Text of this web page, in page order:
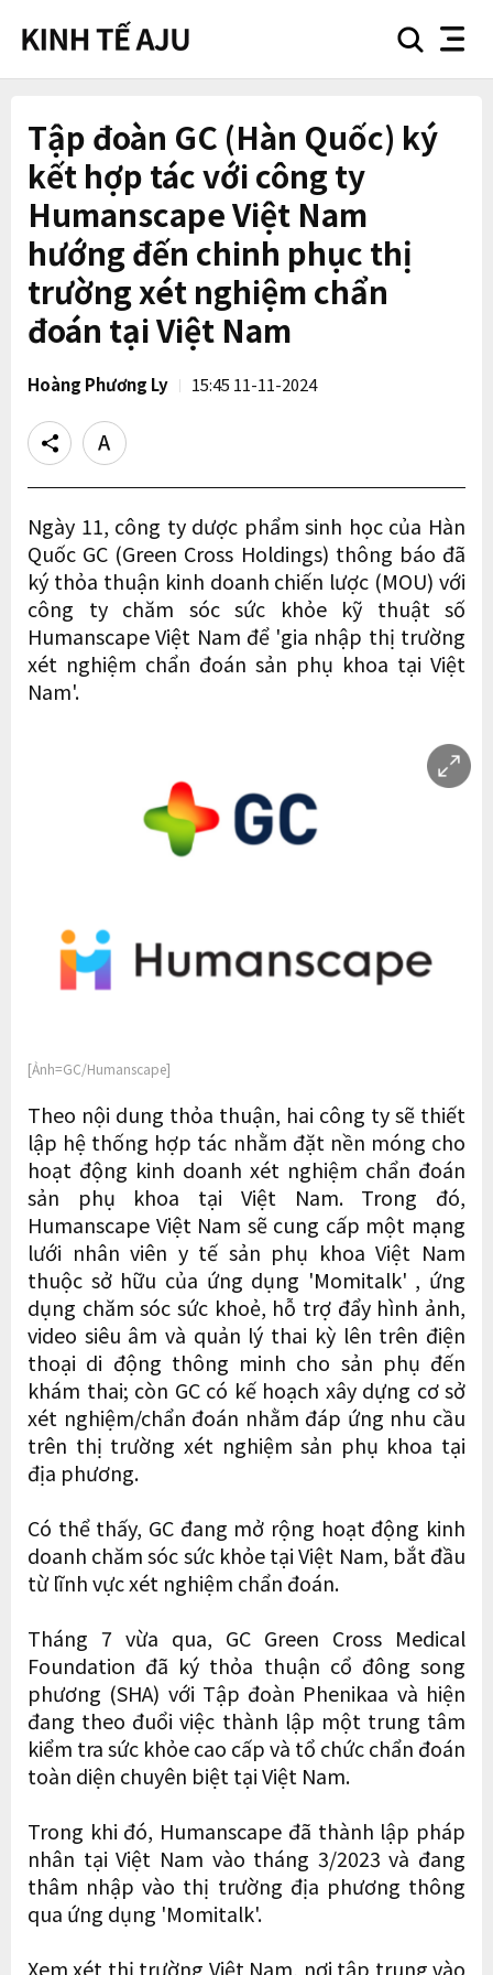
searchnav
Tập đoàn GC (Hàn Quốc) ký
kết hợp tác với công ty
Humanscape Việt Nam
hướng đến chinh phục thị
trường xét nghiệm chẩn
đoán tại Việt Nam
Hoàng Phương Ly 15:45 11-11-2024
Share
Text
size
Ngày 11, công ty dược phẩm sinh học của Hàn
Quốc GC (Green Cross Holdings) thông báo đã
ký thỏa thuận kinh doanh chiến lược (MOU) với
công ty chăm sóc sức khỏe kỹ thuật số
Humanscape Việt Nam để 'gia nhập thị trường
xét nghiệm chẩn đoán sản phụ khoa tại Việt
Nam'.
[Ảnh=GC/Humanscape]
Theo nội dung thỏa thuận, hai công ty sẽ thiết
lập hệ thống hợp tác nhằm đặt nền móng cho
hoạt động kinh doanh xét nghiệm chẩn đoán
sản phụ khoa tại Việt Nam. Trong đó,
Humanscape Việt Nam sẽ cung cấp một mạng
lưới nhân viên y tế sản phụ khoa Việt Nam
thuộc sở hữu của ứng dụng 'Momitalk' , ứng
dụng chăm sóc sức khoẻ, hỗ trợ đẩy hình ảnh,
video siêu âm và quản lý thai kỳ lên trên điện
thoại di động thông minh cho sản phụ đến
khám thai; còn GC có kế hoạch xây dựng cơ sở
xét nghiệm/chẩn đoán nhằm đáp ứng nhu cầu
trên thị trường xét nghiệm sản phụ khoa tại
địa phương.
Có thể thấy, GC đang mở rộng hoạt động kinh
doanh chăm sóc sức khỏe tại Việt Nam, bắt đầu
từ lĩnh vực xét nghiệm chẩn đoán.
Tháng 7 vừa qua, GC Green Cross Medical
Foundation đã ký thỏa thuận cổ đông song
phương (SHA) với Tập đoàn Phenikaa và hiện
đang theo đuổi việc thành lập một trung tâm
kiểm tra sức khỏe cao cấp và tổ chức chẩn đoán
toàn diện chuyên biệt tại Việt Nam.
Trong khi đó, Humanscape đã thành lập pháp
nhân tại Việt Nam vào tháng 3/2023 và đang
thâm nhập vào thị trường địa phương thông
qua ứng dụng 'Momitalk'.
Xem xét thị trường Việt Nam, nơi tập trung vào